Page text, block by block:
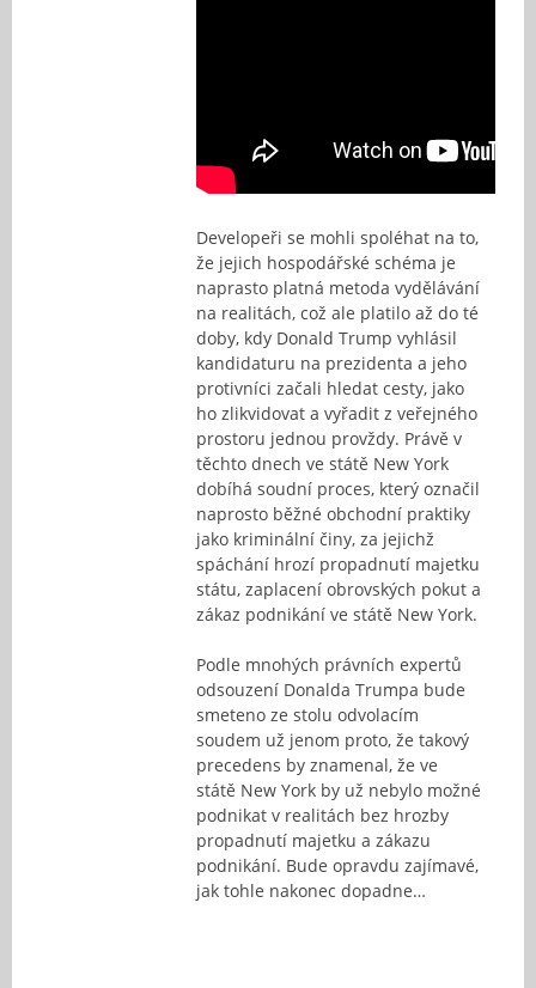
Developeři se mohli spoléhat na to,
že jejich hospodářské schéma je
naprasto platná metoda vydělávání
na realitách, což ale platilo až do té
doby, kdy Donald Trump vyhlásil
kandidaturu na prezidenta a jeho
protivníci začali hledat cesty, jako
ho zlikvidovat a vyřadit z veřejného
prostoru jednou provždy. Právě v
těchto dnech ve státě New York
dobíhá soudní proces, který označil
naprosto běžné obchodní praktiky
jako kriminální činy, za jejichž
spáchání hrozí propadnutí majetku
státu, zaplacení obrovských pokut a
zákaz podnikání ve státě New York.
Podle mnohých právních expertů
odsouzení Donalda Trumpa bude
smeteno ze stolu odvolacím
soudem už jenom proto, že takový
precedens by znamenal, že ve
státě New York by už nebylo možné
podnikat v realitách bez hrozby
propadnutí majetku a zákazu
podnikání. Bude opravdu zajímavé,
jak tohle nakonec dopadne…